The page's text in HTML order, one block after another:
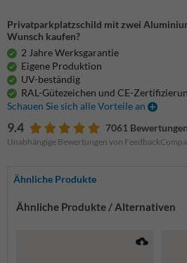
Privatparkplatzschild mit zwei
Wunsch kaufen?
2 Jahre Werksgarantie
Eigene Produktion
UV-beständig
RAL-Gütezeichen und CE-
Schauen Sie sich alle Vorteile an
9.4 7061 Bewertungen
Unabhängige Bewertungen von
Ähnliche Produkte
Ähnliche Produkte / Alternativen